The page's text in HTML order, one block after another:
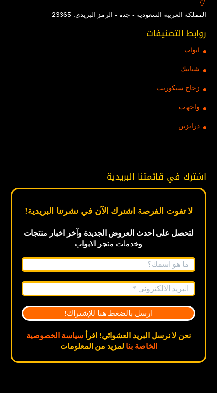
المملكة العربية السعودية - جدة - الرمز البريدي: 23365
روابط التصنيفات
ابواب
شبابيك
زجاج سيكوريت
واجهات
درابزين
اشترك في قائمتنا البريدية
لا تفوت الفرصة اشترك الآن في نشرتنا البريدية!
لتحصل على احدث العروض الجديدةوآخر اخبار منتجات
وخدمات متجر الابواب
نحن لا نرسل البريد العشوائي! اقرأ سياسة الخصوصية
الخاصة بنا لمزيد من المعلومات